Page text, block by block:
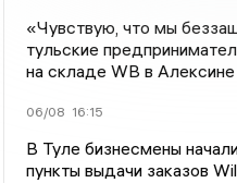
«Чувствую, что мы
тульские
на складе WB в Алексине
06/08 16:15
В Туле бизнесмены
пункты выдачи заказов